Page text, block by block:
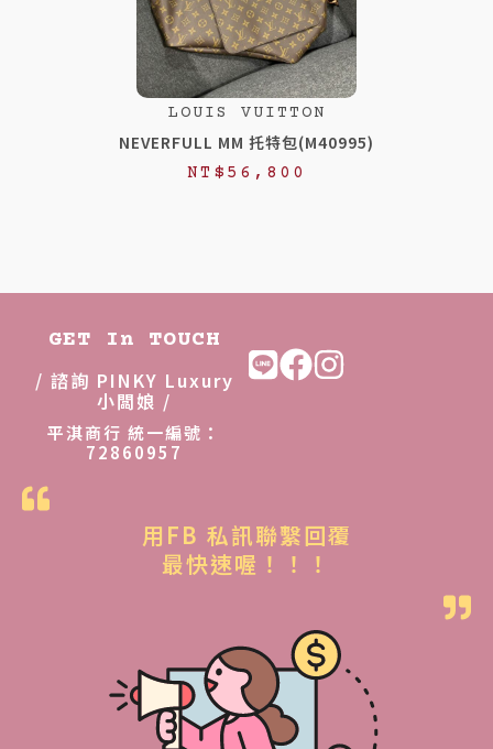
LOUIS VUITTON
NEVERFULL MM 托特包(M40995)
NT$ 56,800
GET In TOUCH
/ 諮詢 PINKY Luxury
小闆娘 /
平淇商行 統一編號：
72860957
用FB 私訊聯繫回覆
最快速喔！！！